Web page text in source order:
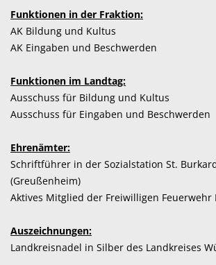
Funktionen in der Fraktion:
AK Bildung und Kultus
AK Eingaben und Beschwerden
Funktionen im Landtag:
Ausschuss für Bildung und Kultus
Ausschuss für Eingaben und Beschwerden
Ehrenämter:
Schriftführer in der Sozialstation St.
(Greußenheim)
Aktives Mitglied der Freiwilligen Feuerwehr
Auszeichnungen:
Landkreisnadel in Silber des Landkreises